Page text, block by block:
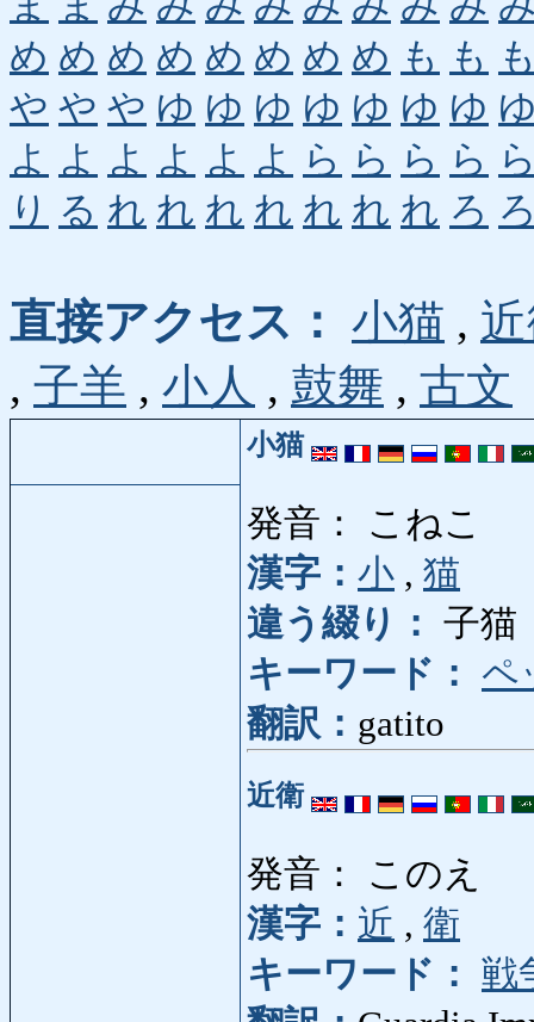
め め め め め め め め も も
や や や ゆ ゆ ゆ ゆ ゆ ゆ ゆ
よ よ よ よ よ よ ら ら ら ら
り る れ れ れ れ れ れ れ ろ
直接アクセス： 小猫 ,
, 子羊 , 小人 , 鼓舞 , 古文
小猫
発音： こねこ
漢字： 小 , 猫
違う綴り： 子猫
キーワード：
ペ
翻訳： gatito
近衛
発音： このえ
漢字： 近 , 衛
キーワード： 戦